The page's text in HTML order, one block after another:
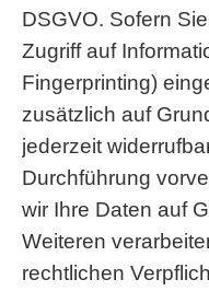
DSGVO. Sofern
Zugriff auf
Fingerprinting)
zusätzlich auf
jederzeit
Durchführung
wir Ihre Daten auf
Weiteren
rechtlichen